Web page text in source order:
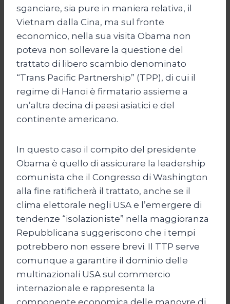
sganciare, sia pure in maniera relativa, il
Vietnam dalla Cina, ma sul fronte
economico, nella sua visita Obama non
poteva non sollevare la questione del
trattato di libero scambio denominato
“Trans Pacific Partnership” (TPP), di cui il
regime di Hanoi è firmatario assieme a
un’altra decina di paesi asiatici e del
continente americano.
In questo caso il compito del presidente
Obama è quello di assicurare la leadership
comunista che il Congresso di Washington
alla fine ratificherà il trattato, anche se il
clima elettorale negli USA e l’emergere di
tendenze “isolazioniste” nella maggioranza
Repubblicana suggeriscono che i tempi
potrebbero non essere brevi. Il TTP serve
comunque a garantire il dominio delle
multinazionali USA sul commercio
internazionale e rappresenta la
componente economica delle manovre di